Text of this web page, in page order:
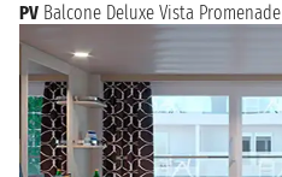
PV Balcone Deluxe Vista Promenade